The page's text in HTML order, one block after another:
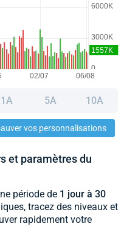
1A 5A 10A
vos personnalisations
et paramètres du
période de 1 jour à 30
tracez des niveaux et
rapidement votre